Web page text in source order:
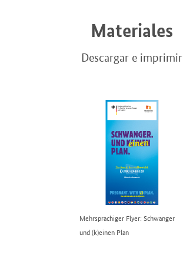
Materiales
Descargar e imprimir
Mehrsprachiger Flyer: Schwanger
und (k)einen Plan